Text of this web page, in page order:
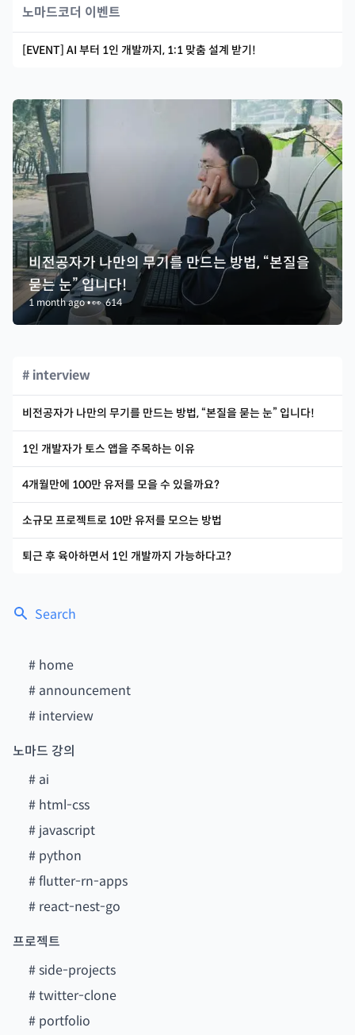
Search
# home
# announcement
# interview
노마드 강의
# ai
# html-css
# javascript
# python
#flutter-rn-apps
# react-nest-go
프로젝트
#side-projects
#twitter-clone
# portfolio
노마드코더 이벤트
[EVENT] AI 부터 1인 개발까지, 1:1 맞춤 설계 받기!
비전공자가 나만의 무기를 만드는 방법, “본질을
묻는 눈” 입니다!
1 month ago•👀614
# interview
비전공자가 나만의 무기를 만드는 방법, “본질을 묻는 눈” 입니다!
1인 개발자가 토스 앱을 주목하는 이유
4개월만에 100만 유저를 모을 수 있을까요?
소규모 프로젝트로 10만 유저를 모으는 방법
퇴근 후 육아하면서 1인 개발까지 가능하다고?